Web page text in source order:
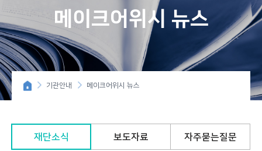
이
지
메이크어위시 뉴스
기관안내 메이크어위시 뉴스
재단소식 보도자료 자주묻는질문